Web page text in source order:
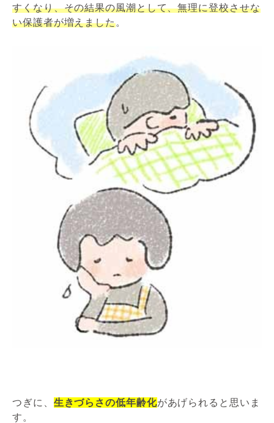
すくなり、その結果の風潮として、無理に登校させな
い保護者が増えました。
つぎに、 生きづらさの低年齢化があげられると思いま
す。